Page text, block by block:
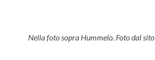
Nella foto sopra Hummelo. Foto dal sito